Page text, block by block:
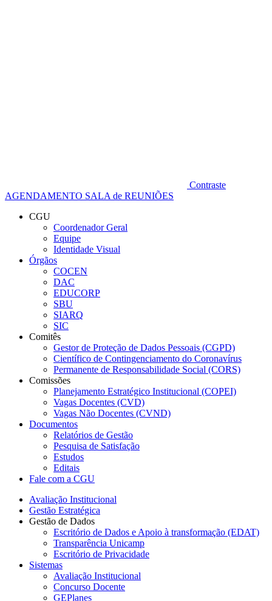
Contraste
AGENDAMENTO SALA de REUNIÕES
CGU
Coordenador Geral
Equipe
Identidade Visual
Órgãos
COCEN
DAC
EDUCORP
SBU
SIARQ
SIC
Comitês
Gestor de Proteção de Dados Pessoais (CGPD)
Científico de Contingenciamento do Coronavírus
Permanente de Responsabilidade Social (CORS)
Comissões
Planejamento Estratégico Institucional (COPEI)
Vagas Docentes (CVD)
Vagas Não Docentes (CVND)
Documentos
Relatórios de Gestão
Pesquisa de Satisfação
Estudos
Editais
Fale com a CGU
Avaliação Institucional
Gestão Estratégica
Gestão de Dados
Escritório de Dados e Apoio à transformação (EDAT)
Transparência Unicamp
Escritório de Privacidade
Sistemas
Avaliação Institucional
Concurso Docente
GEPlanes